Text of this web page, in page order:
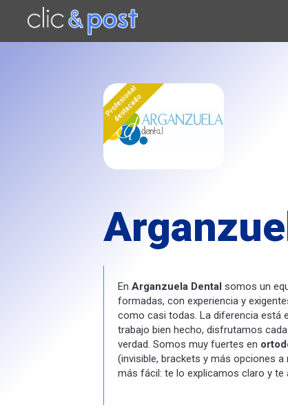
Profesional
destacado
En Arganzuela Dental somos un
formadas, con experiencia y
como casi todas. La diferencia está
trabajo bien hecho, disfrutamos
verdad. Somos muy fuertes en
(invisible, brackets y más opciones
más fácil: te lo explicamos claro y